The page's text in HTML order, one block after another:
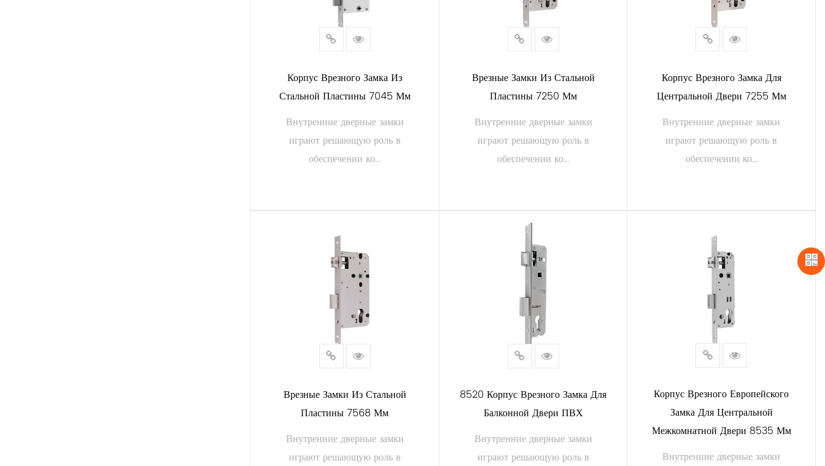
Корпус Врезного Замка Из
Стальной Пластины 7045 Мм
Внутренние дверные замки
играют решающую роль в
обеспечении ко...
Врезные Замки Из Стальной
Пластины 7250 Мм
Внутренние дверные замки
играют решающую роль в
обеспечении ко...
ЧИТАТЬ ДАЛЕЕ
Корпус Врезного Замка Для
Центральной Двери 7255 Мм
Внутренние дверные замки
играют решающую роль в
обеспечении ко...
Врезные Замки Из Стальной
Пластины 7568 Мм
Внутренние дверные замки
играют решающую роль в
8520 Корпус Врезного Замка Для
Балконной Двери ПВХ
Внутренние дверные замки
играют решающую роль в
Корпус Врезного Европейского
Замка Для Центральной
Межкомнатной Двери 8535 Мм
Внутренние дверные замки